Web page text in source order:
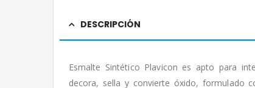
DESCRIPCIÓN
Esmalte Sintético Plavicon es apto para
decora, sella y convierte óxido, formulado